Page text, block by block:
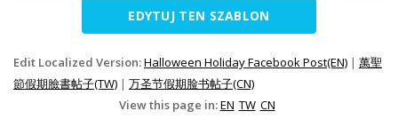
EDYTUJ TEN SZABLON
Edit Localized Version:Halloween Holiday Facebook Post(EN) | 萬聖
節假期臉書帖子(TW) | 万圣节假期脸书帖子(CN)
View this page in:EN TW CN